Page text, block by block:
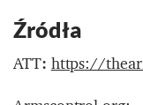
Źródła
ATT:https://